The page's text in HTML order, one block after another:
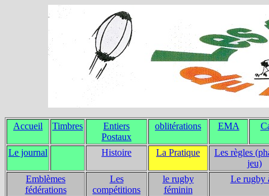
Accueil Timbres
Entiers
Postaux
oblitérations EMA
Le journal Histoire La Pratique
Les règles
jeu)
Emblèmes
fédérations
Les
compétitions
le rugby
féminin
Le rugby